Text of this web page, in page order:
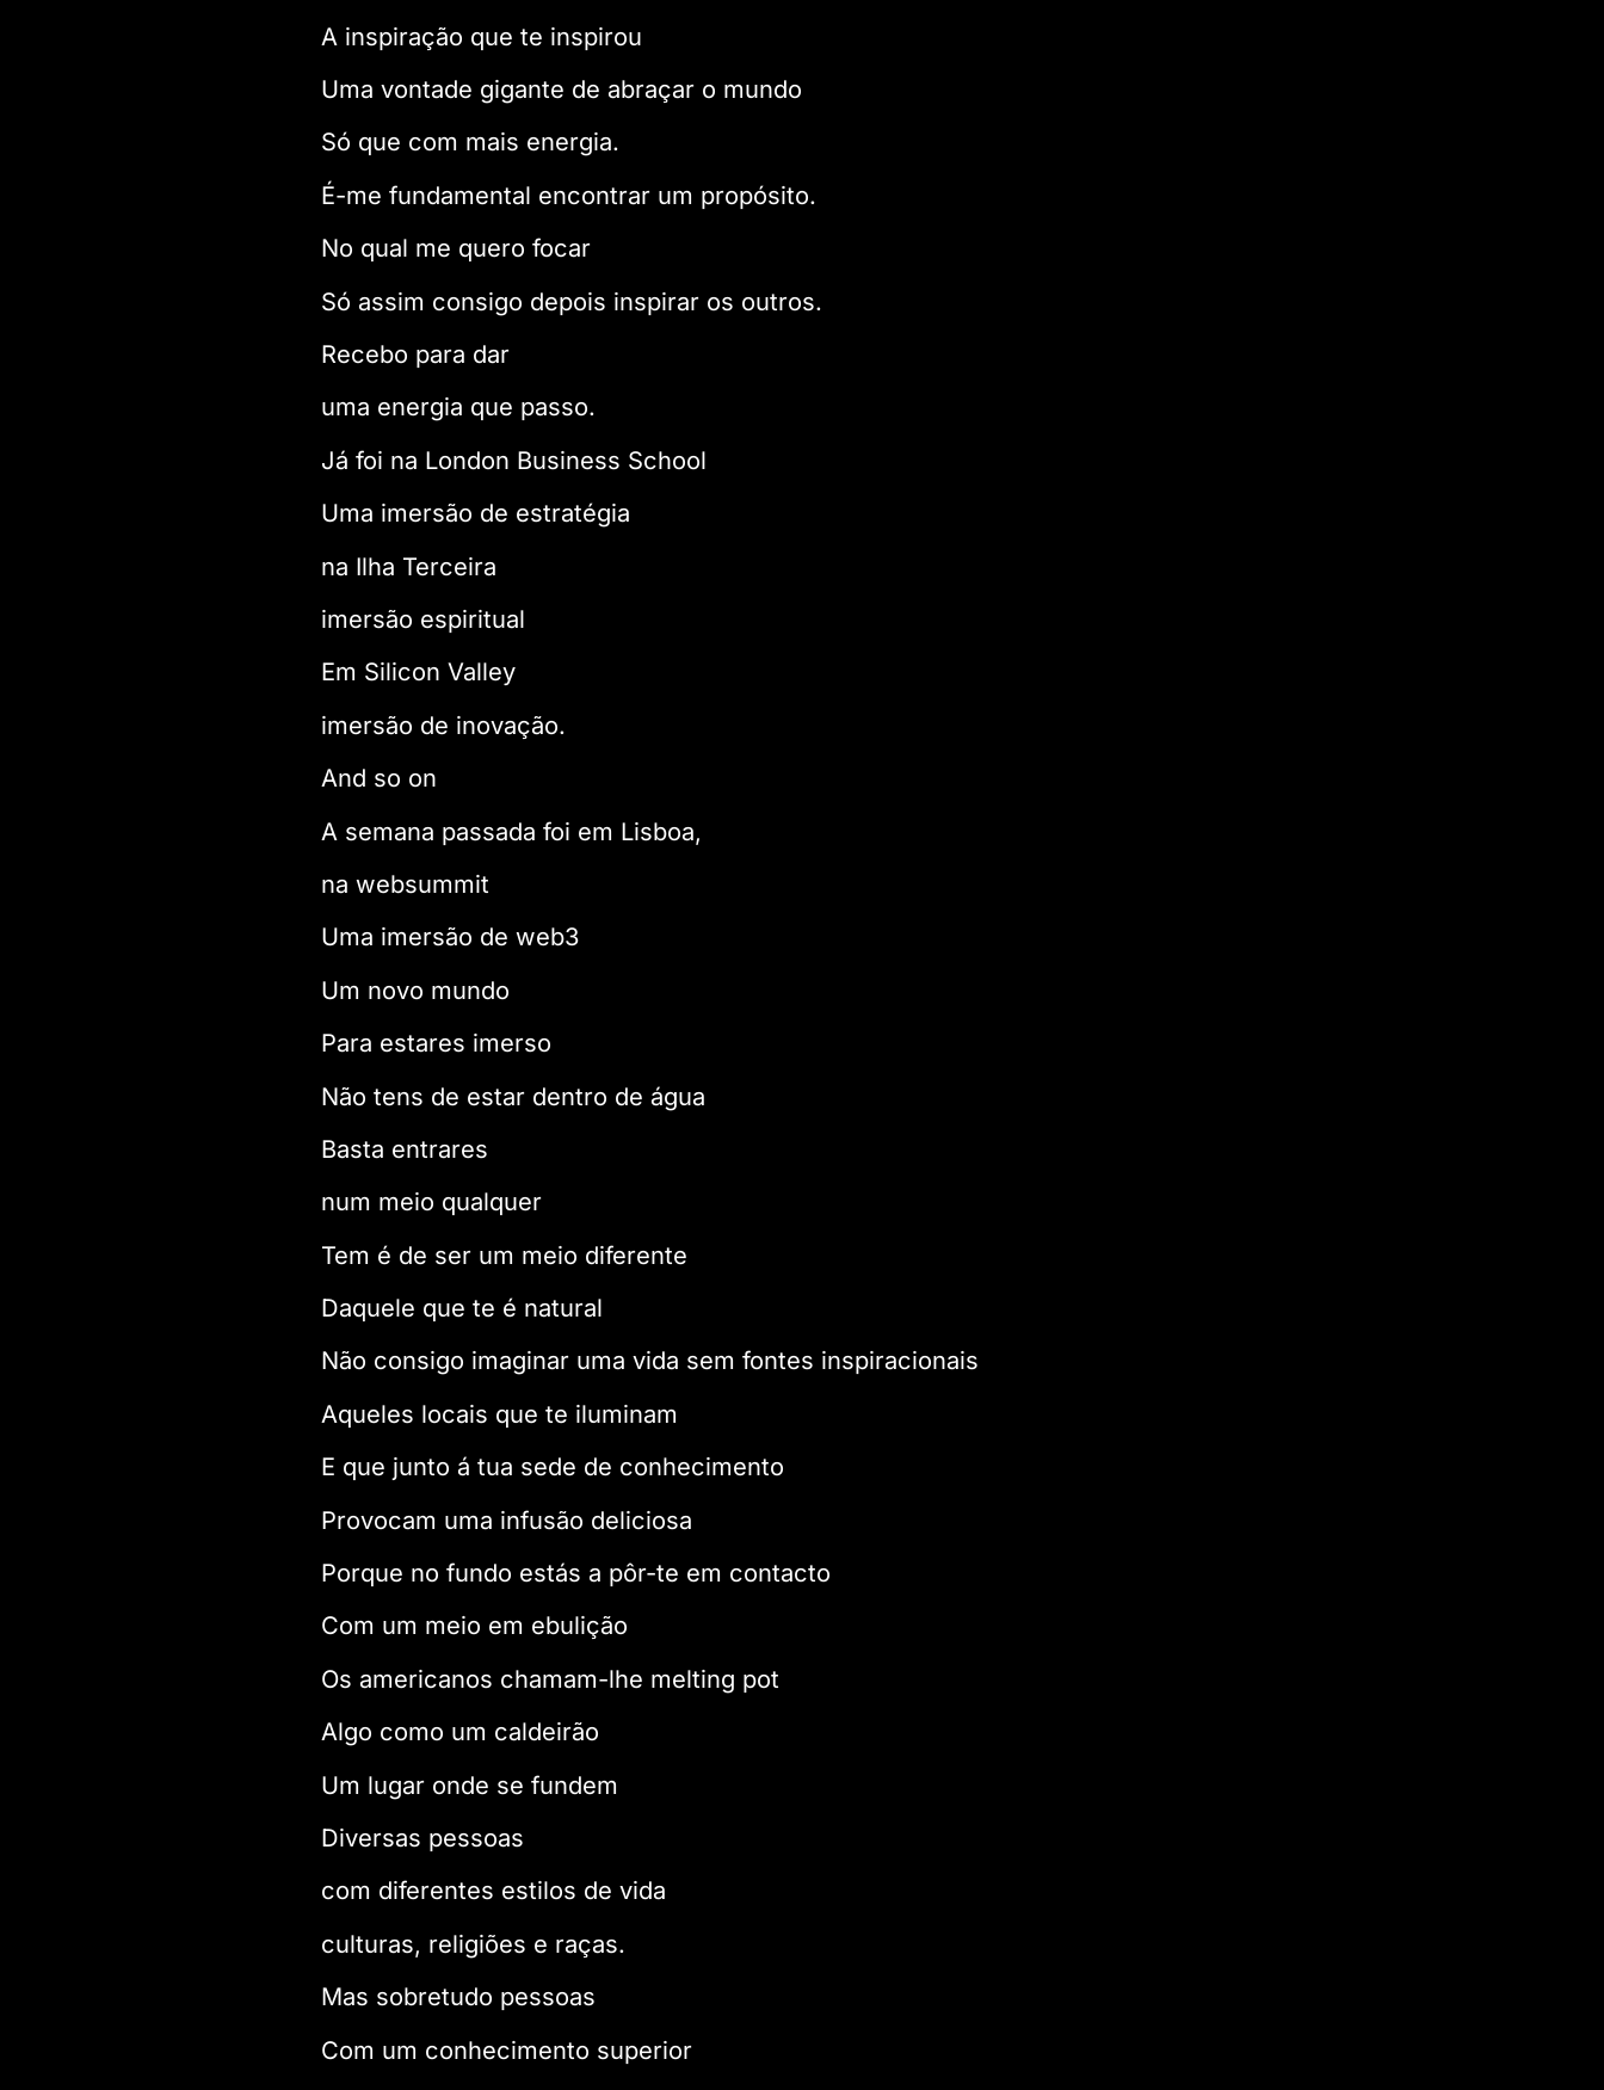
A inspiração que te inspirou
Uma vontade gigante de abraçar o mundo
Só que com mais energia.
É-me fundamental encontrar um propósito.
No qual me quero focar
Só assim consigo depois inspirar os outros.
Recebo para dar
uma energia que passo.
Já foi na London Business School
Uma imersão de estratégia
na Ilha Terceira
imersão espiritual
Em Silicon Valley
imersão de inovação.
And so on
A semana passada foi em Lisboa,
na websummit
Uma imersão de web3
Um novo mundo
Para estares imerso
Não tens de estar dentro de água
Basta entrares
num meio qualquer
Tem é de ser um meio diferente
Daquele que te é natural
Não consigo imaginar uma vida sem fontes inspiracionais
Aqueles locais que te iluminam
E que junto á tua sede de conhecimento
Provocam uma infusão deliciosa
Porque no fundo estás a pôr-te em contacto
Com um meio em ebulição
Os americanos chamam-lhe melting pot
Algo como um caldeirão
Um lugar onde se fundem
Diversas pessoas
com diferentes estilos de vida
culturas, religiões e raças.
Mas sobretudo pessoas
Com um conhecimento superior